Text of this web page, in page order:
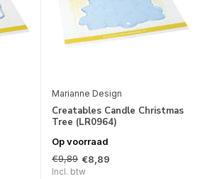
Marianne Design
Creatables Candle Christmas
Tree (LR0964)
Op voorraad
€9,89 €8,89
Incl. btw